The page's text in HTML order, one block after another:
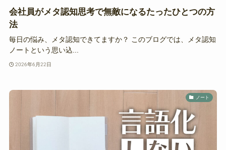
会社員がメタ認知思考で無敵になるたったひとつの方
法
毎日の悩み、メタ認知できてますか？ このブログでは、メタ認知
ノートという思い込...
2026年6月22日
ノート